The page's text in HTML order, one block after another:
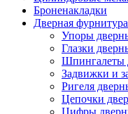
Броненакладки
Дверная фурнитура
Упоры
Глазки
Шпингалеты
Задвижки и
Ригеля
Цепочки
Цифры